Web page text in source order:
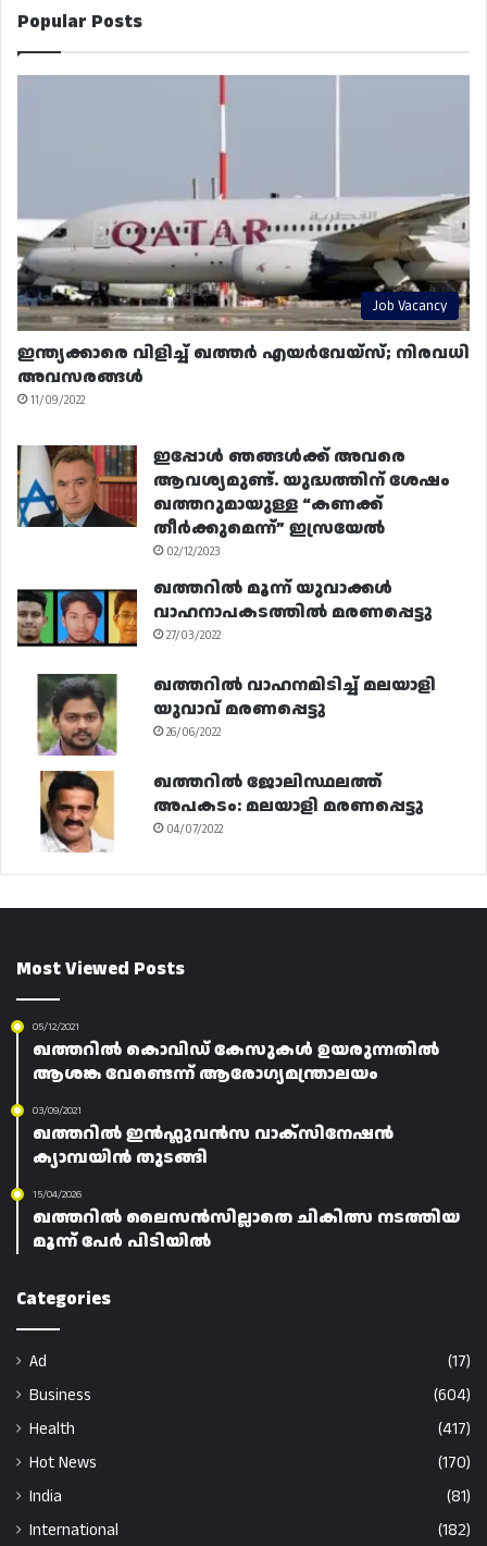
Popular Posts
Job Vacancy
ഇന്ത്യക്കാരെ വിളിച്ച് ഖത്തർ എയർവേയ്‌സ്; നിരവധി
അവസരങ്ങൾ
11/09/2022
ഇപ്പോൾ ഞങ്ങൾക്ക് അവരെ
ആവശ്യമുണ്ട്. യുദ്ധത്തിന് ശേഷം
ഖത്തറുമായുള്ള “കണക്ക്
തീർക്കുമെന്ന്” ഇസ്രയേൽ
02/12/2023
ഖത്തറിൽ മൂന്ന് യുവാക്കൾ
വാഹനാപകടത്തിൽ മരണപ്പെട്ടു
27/03/2022
ഖത്തറിൽ വാഹനമിടിച്ച് മലയാളി
യുവാവ് മരണപ്പെട്ടു
26/06/2022
ഖത്തറിൽ ജോലിസ്ഥലത്ത്
അപകടം: മലയാളി മരണപ്പെട്ടു
04/07/2022
Most Viewed Posts
05/12/2021
ഖത്തറിൽ കൊവിഡ് കേസുകൾ ഉയരുന്നതിൽ
ആശങ്ക വേണ്ടെന്ന് ആരോഗ്യമന്ത്രാലയം
03/09/2021
ഖത്തറിൽ ഇൻഫ്ലുവൻസ വാക്സിനേഷൻ
ക്യാമ്പയിൻ തുടങ്ങി
15/04/2026
ഖത്തറിൽ ലൈസൻസില്ലാതെ ചികിത്സ നടത്തിയ
മൂന്ന് പേർ പിടിയിൽ
Categories
Ad
(17)
Business
(604)
Health
(417)
Hot News
(170)
India
(81)
International
(182)